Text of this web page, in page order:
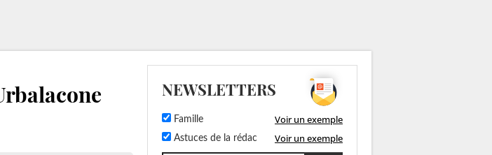
NEWSLETTERS
Famille Voir un exemple
Astuces de la rédac Voir un exemple